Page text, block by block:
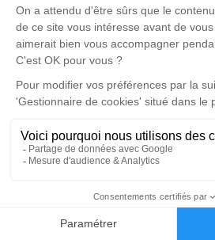
Faire-part
Cérémonie religieuse
mardi 10 mai 2022 à 14h00
Église de Seysses
place de la libération
31600 Seysses
Déroulé des obsèques